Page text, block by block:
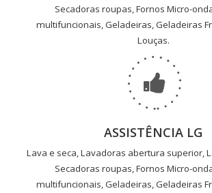
Secadoras roupas, Fornos Micro-
multifuncionais, Geladeiras, Geladeiras
Louças.
ASSISTÊNCIA LG
Lava e seca, Lavadoras abertura superior,
Secadoras roupas, Fornos Micro-
multifuncionais, Geladeiras, Geladeiras